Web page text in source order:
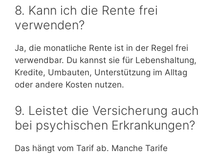
8. Kann ich die Rente frei
verwenden?
Ja, die monatliche Rente ist in der Regel frei
verwendbar. Du kannst sie für Lebenshaltung,
Kredite, Umbauten, Unterstützung im Alltag
oder andere Kosten nutzen.
9. Leistet die Versicherung auch
bei psychischen Erkrankungen?
Das hängt vom Tarif ab. Manche Tarife